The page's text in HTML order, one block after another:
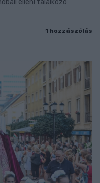
elleni találkozó
1 hozzászólás